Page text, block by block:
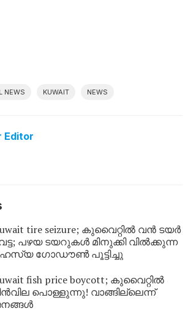
NEWS KUWAIT NEWS
Editor
tire seizure; കുവൈറ്റിൽ വൻ ടയർ
പഴയ ടയറുകൾ മിനുക്കി വിൽക്കുന്ന
ഗോഡൗൺ പൂട്ടിച്ചു
fish price boycott; കുവൈറ്റിൽ
പൊള്ളുന്നു! വാങ്ങില്ലെന്ന്